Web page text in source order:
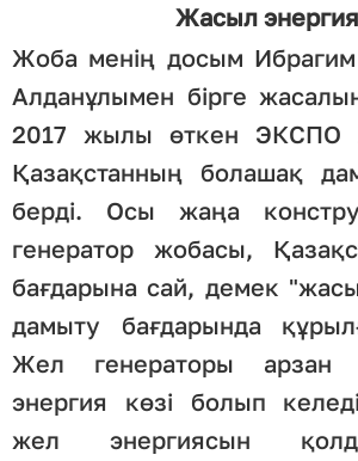
Жасыл энергия
Жоба менің досым
Алданұлымен бірге
2017 жылы өткен ЭКСПО
Қазақстанның болашақ
берді. Осы жаңа
генератор жобасы,
бағдарына сай, демек
дамыту бағдарында
Жел генераторы арзан
энергия көзі болып
жел энергиясын